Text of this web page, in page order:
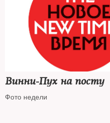
Винни-Пух на посту
Фото недели